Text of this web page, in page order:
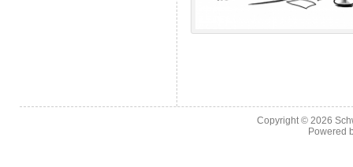
Copyright © 2026
Powered